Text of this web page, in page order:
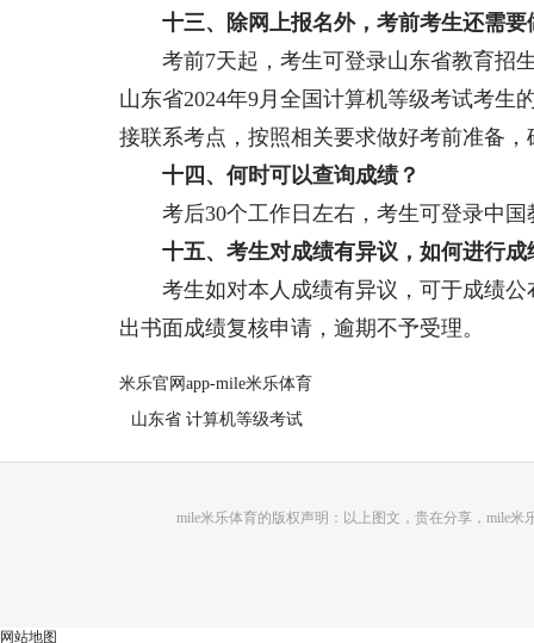
十三、除网上报名外，考前考生还需
考前7天起，考生可登录山东省教育招
山东省2024年9月全国计算机等级考试考生
接联系考点，按照相关要求做好考前准备
十四、何时可以查询成绩？
考后30个工作日左右，考生可登录中国
十五、考生对成绩有异议，如何进行成
考生如对本人成绩有异议，可于成绩公
出书面成绩复核申请，逾期不予受理。
米乐官网app-mile米乐体育
山东省 计算机等级考试
mile米乐体育的版权声明：以上图文，贵在分享，mile
网站地图